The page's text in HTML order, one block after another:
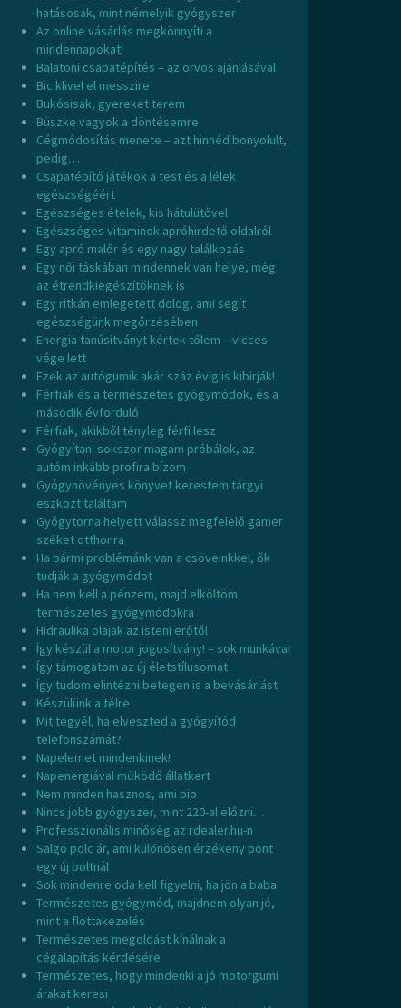
hatásosak, mint némelyik gyógyszer
Az online vásárlás megkönnyíti a
mindennapokat!
Balatoni csapatépítés – az orvos ajánlásával
Biciklivel el messzire
Bukósisak, gyereket terem
Büszke vagyok a döntésemre
Cégmódosítás menete – azt hinnéd bonyolult,
pedig…
Csapatépítő játékok a test és a lélek
egészségéért
Egészséges ételek, kis hátulütővel
Egészséges vitaminok apróhirdető oldalról
Egy apró malőr és egy nagy találkozás
Egy női táskában mindennek van helye, még
az étrendkiegészítőknek is
Egy ritkán emlegetett dolog, ami segít
egészségünk megőrzésében
Energia tanúsítványt kértek tőlem – vicces
vége lett
Ezek az autógumik akár száz évig is kibírják!
Férfiak és a természetes gyógymódok, és a
második évforduló
Férfiak, akikből tényleg férfi lesz
Gyógyítani sokszor magam próbálok, az
autóm inkább profira bízom
Gyógynövényes könyvet kerestem tárgyi
eszközt találtam
Gyógytorna helyett válassz megfelelő gamer
széket otthonra
Ha bármi problémánk van a csöveinkkel, ők
tudják a gyógymódot
Ha nem kell a pénzem, majd elköltöm
természetes gyógymódokra
Hidraulika olajak az isteni erőtől
Így készül a motor jogosítvány! – sok munkával
Így támogatom az új életstílusomat
Így tudom elintézni betegen is a bevásárlást
Készülünk a télre
Mit tegyél, ha elveszted a gyógyítód
telefonszámát?
Napelemet mindenkinek!
Napenergiával működő állatkert
Nem minden hasznos, ami bio
Nincs jobb gyógyszer, mint 220-al előzni…
Professzionális minőség az rdealer.hu-n
Salgó polc ár, ami különösen érzékeny pont
egy új boltnál
Sok mindenre oda kell figyelni, ha jön a baba
Természetes gyógymód, majdnem olyan jó,
mint a flottakezelés
Természetes megoldást kínálnak a
cégalapítás kérdésére
Természetes, hogy mindenki a jó motorgumi
árakat keresi